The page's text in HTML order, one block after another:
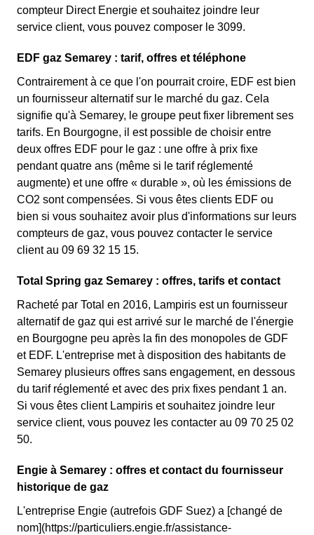
compteur Direct Energie et souhaitez joindre leur
service client, vous pouvez composer le 3099.
EDF gaz Semarey : tarif, offres et téléphone
Contrairement à ce que l'on pourrait croire, EDF est bien
un fournisseur alternatif sur le marché du gaz. Cela
signifie qu'à Semarey, le groupe peut fixer librement ses
tarifs. En Bourgogne, il est possible de choisir entre
deux offres EDF pour le gaz : une offre à prix fixe
pendant quatre ans (même si le tarif réglementé
augmente) et une offre « durable », où les émissions de
CO2 sont compensées. Si vous êtes clients EDF ou
bien si vous souhaitez avoir plus d'informations sur leurs
compteurs de gaz, vous pouvez contacter le service
client au 09 69 32 15 15.
Total Spring gaz Semarey : offres, tarifs et contact
Racheté par Total en 2016, Lampiris est un fournisseur
alternatif de gaz qui est arrivé sur le marché de l'énergie
en Bourgogne peu après la fin des monopoles de GDF
et EDF. L'entreprise met à disposition des habitants de
Semarey plusieurs offres sans engagement, en dessous
du tarif réglementé et avec des prix fixes pendant 1 an.
Si vous êtes client Lampiris et souhaitez joindre leur
service client, vous pouvez les contacter au 09 70 25 02
50.
Engie à Semarey : offres et contact du fournisseur
historique de gaz
L'entreprise Engie (autrefois GDF Suez) a [changé de
nom](https://particuliers.engie.fr/assistance-